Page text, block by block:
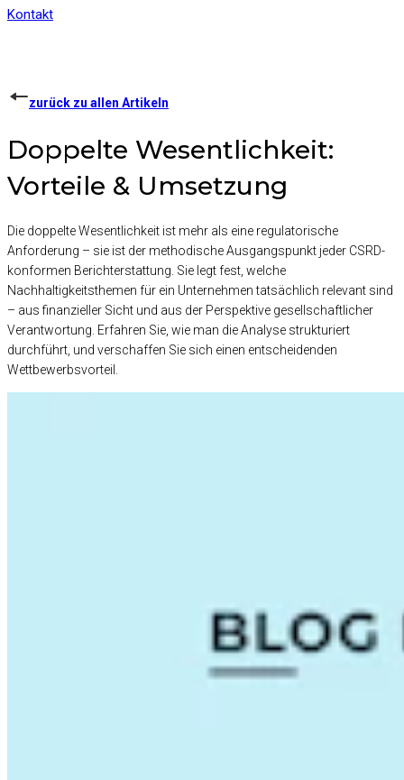
Kontakt
zurück zu allen Artikeln
Doppelte Wesentlichkeit:
Vorteile & Umsetzung
Die doppelte Wesentlichkeit ist mehr als eine regulatorische
Anforderung – sie ist der methodische Ausgangspunkt jeder CSRD-
konformen Berichterstattung. Sie legt fest, welche
Nachhaltigkeitsthemen für ein Unternehmen tatsächlich relevant sind
– aus finanzieller Sicht und aus der Perspektive gesellschaftlicher
Verantwortung. Erfahren Sie, wie man die Analyse strukturiert
durchführt, und verschaffen Sie sich einen entscheidenden
Wettbewerbsvorteil.